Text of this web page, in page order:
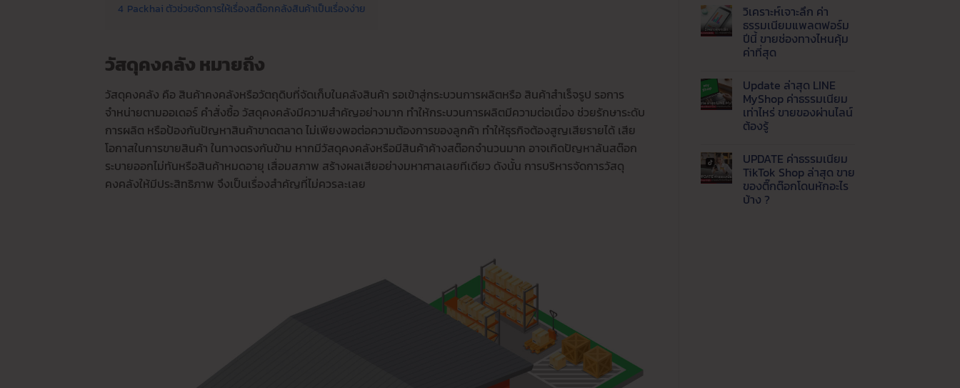
4 Packhai ตัวช่วยจัดการให้เรื่องสต๊อกคลังสินค้าเป็นเรื่องง่าย
วัสดุคงคลัง หมายถึง
วัสดุคงคลัง คือ สินค้าคงคลังหรือวัตถุดิบที่จัดเก็บในคลังสินค้า รอเข้าสู่กระบวนการผลิตหรือ สินค้าสำเร็จรูป รอการ
จำหน่ายตามออเดอร์ คำสั่งซื้อ วัสดุคงคลังมีความสำคัญอย่างมาก ทำให้กระบวนการผลิตมีความต่อเนื่อง ช่วยรักษาระดับ
การผลิต หรือป้องกันปัญหาสินค้าขาดตลาด ไม่เพียงพอต่อความต้องการของลูกค้า ทำให้ธุรกิจต้องสูญเสียรายได้ เสีย
โอกาสในการขายสินค้า ในทางตรงกันข้าม หากมีวัสดุคงคลังหรือมีสินค้าค้างสต๊อกจำนวนมาก อาจเกิดปัญหาล้นสต๊อก
ระบายออกไม่ทันหรือสินค้าหมดอายุ เสื่อมสภาพ สร้างผลเสียอย่างมหาศาลเลยทีเดียว ดังนั้น การบริหารจัดการวัสดุ
คงคลังให้มีประสิทธิภาพ จึงเป็นเรื่องสำคัญที่ไม่ควรละเลย
ส่ง
ข้อมูล
เข้า
LINE
อัตโนมัติ
(รีวิว
จาก
ประสบการณ์
จริง)
จบ
ปัญหา
ดึง
ออ
เด
อร์
เข้า
คลัง
เห็น
บน
ทำความ
รู้จัก
Thaimart
แพลตฟอร์ม
ทาง
เลือก
ใหม่
ยุค
ค่า
ธรรมเนียม
วิเคราะห์เจาะลึก ค่า
ธรรมเนียมแพลตฟอร์ม
ปีนี้ ขายช่องทางไหนคุ้ม
ค่าที่สุด
เห็น
บน
วิเคราะห์
เจาะ
ลึก
ค่า
ปี
นี้
ขาย
ช่อง
ทาง
ไหน
Update ล่าสุด LINE
MyShop ค่าธรรมเนียม
เท่าไหร่ ขายของผ่านไลน์
ต้องรู้
เห็น
บน
Update
ล่าสุด
LINE
MyShop
UPDATE ค่าธรรมเนียม
TikTok Shop ล่าสุด ขาย
ของติ๊กต๊อกโดนหักอะไร
บ้าง ?